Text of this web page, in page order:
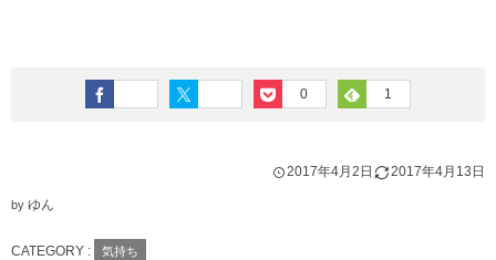
0 1
2017年4月2日 2017年4月13日
by ゆん
CATEGORY : 気持ち